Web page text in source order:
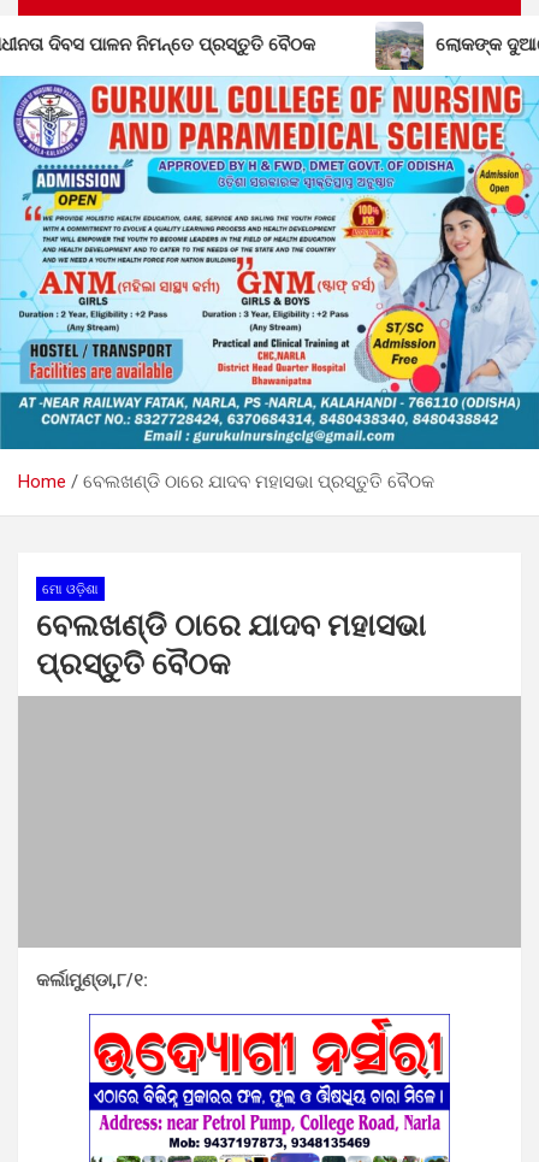
ବୈଠକ ଲୋକଙ୍କ ଦୁଆରେ ବିଧାୟକ: ମୌଳିକ ସମସ୍ୟା ନେଇ
Home ବେଲଖଣ୍ଡି ଠାରେ ଯାଦବ ମହାସଭା ପ୍ରସ୍ତୁତି ବୈଠକ
ମୋ ଓଡ଼ିଶା
ବେଲଖଣ୍ଡି ଠାରେ ଯାଦବ ମହାସଭା
ପ୍ରସ୍ତୁତି ବୈଠକ
କର୍ଲାମୁଣ୍ଡା,୮/୧: